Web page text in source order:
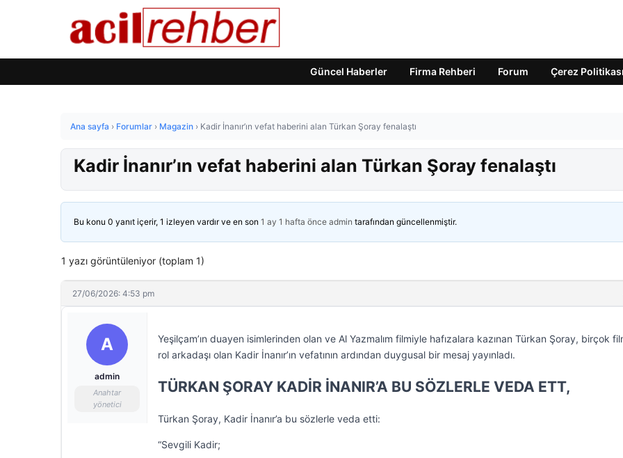
Güncel Haberler Firma Rehberi Forum Çerez Politikası
Ana sayfa › Forumlar › Magazin › Kadir İnanır’ın vefat haberini alan Türkan Şoray fenalaştı
Kadir İnanır’ın vefat haberini alan Türkan Şoray fenalaştı
Bu konu 0 yanıt içerir, 1 izleyen vardır ve en son 1 ay 1 hafta önce admin tarafından güncellenmiştir.
1 yazı görüntüleniyor (toplam 1)
27/06/2026: 4:53 pm
A
admin
Anahtar
yönetici
Yeşilçam’ın duayen isimlerinden olan ve Al Yazmalım filmiyle hafızalara kazınan Türkan Şoray, birçok
rol arkadaşı olan Kadir İnanır’ın vefatının ardından duygusal bir mesaj yayınladı.
TÜRKAN ŞORAY KADİR İNANIR’A BU SÖZLERLE VEDA ETT,
Türkan Şoray, Kadir İnanır’a bu sözlerle veda etti:
“Sevgili Kadir;